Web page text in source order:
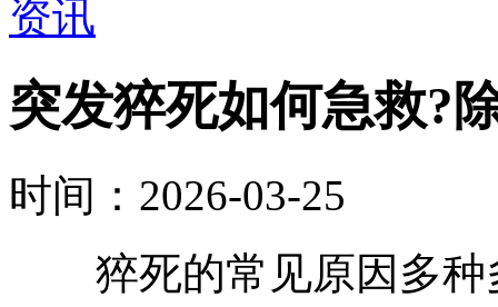
突发猝死如何急救?
时间：2026-03-25
猝死的常见原因多种